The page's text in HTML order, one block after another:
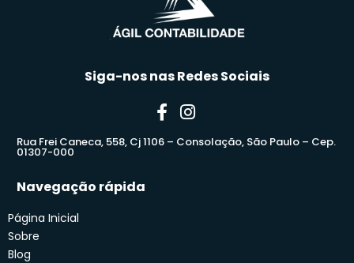
Siga-nos nas Redes Sociais
Rua Frei Caneca, 558, Cj 1106 – Consolação, São Paulo – Cep.
01307-000
Navegação rápida
Página Inicial
Sobre
Blog